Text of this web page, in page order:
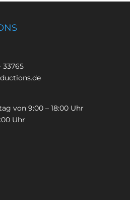
33765
von 9:00 – 18:00 Uhr
Uhr